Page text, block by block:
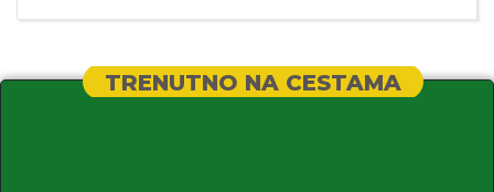
TRENUTNO NA CESTAMA